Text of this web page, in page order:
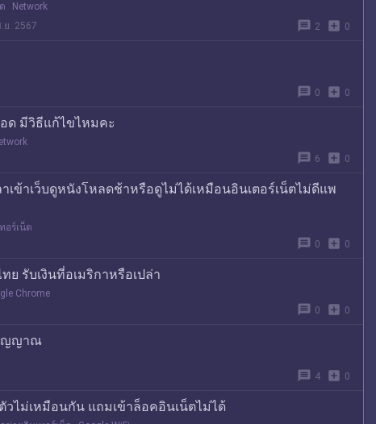
Network
ย. 2567 message 2 add_box 0
message 0 add_box 0
ด มีวิธีแก้ไขไหมคะ
message 6 add_box 0
เข้าเว็บดูหนังโหลดช้าหรือดูไม่ได้เหมือนอินเตอร์เน็ตไม่ดีแพ
อร์เน็ต
message 0 add_box 0
ทย รับเงินที่อเมริกาหรือเปล่า
Chrome
message 0 add_box 0
ญญาณ
message 4 add_box 0
วไม่เหมือนกัน แถมเข้าล็อคอินเน็ตไม่ได้